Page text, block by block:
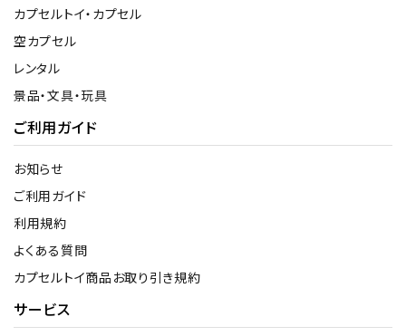
カプセルトイ・カプセル
空カプセル
レンタル
景品・文具・玩具
ご利用ガイド
お知らせ
ご利用ガイド
利用規約
よくある質問
カプセルトイ商品お取り引き規約
サービス